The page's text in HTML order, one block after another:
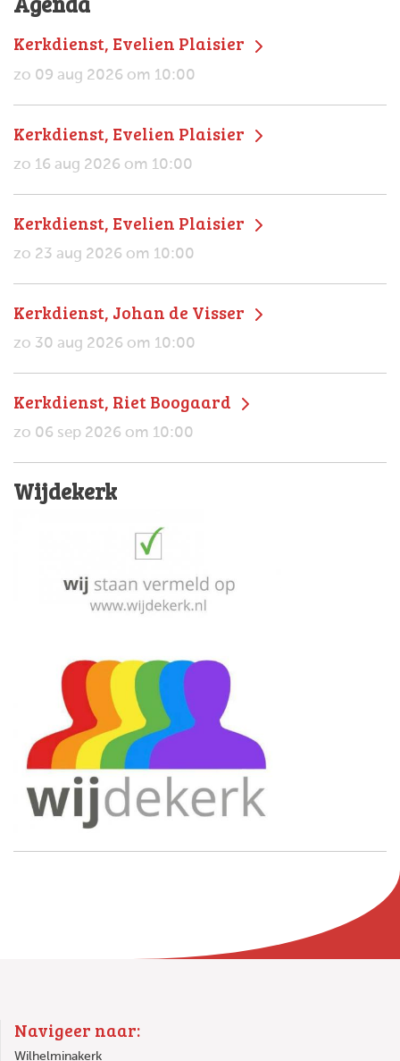
Kerkdienst, Evelien Plaisier
zo 09 aug 2026 om 10:00
Kerkdienst, Evelien Plaisier
zo 16 aug 2026 om 10:00
Kerkdienst, Evelien Plaisier
zo 23 aug 2026 om 10:00
Kerkdienst, Johan de Visser
zo 30 aug 2026 om 10:00
Kerkdienst, Riet Boogaard
zo 06 sep 2026 om 10:00
Wijdekerk
Navigeer naar:
Wilhelminakerk